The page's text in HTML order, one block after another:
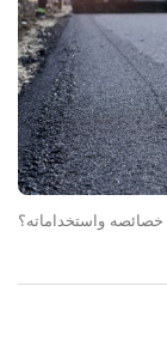
خصائصه واستخداماته؟